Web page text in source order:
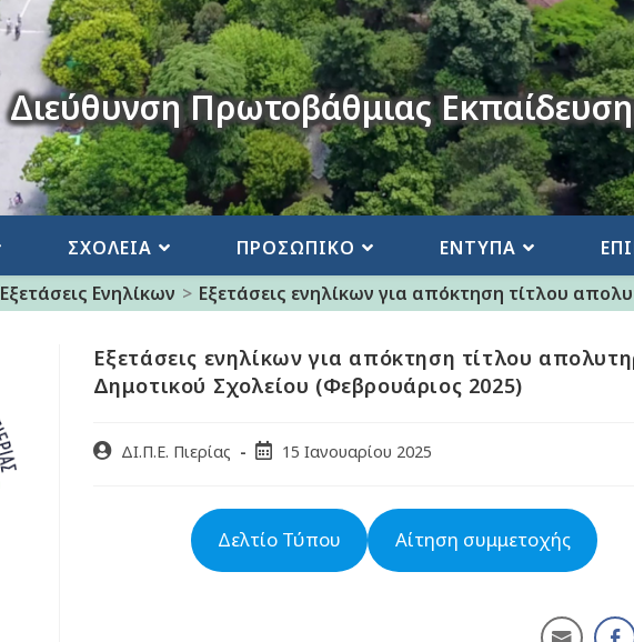
Διεύθυνση Πρωτοβάθμιας
ΣΧΟΛΕΙΑ ΠΡΟΣΩΠΙΚΟ ΕΝΤΥΠΑ
Εξετάσεις Ενηλίκων > Eξετάσεις ενηλίκων για απόκτηση τίτλου
Eξετάσεις ενηλίκων για απόκτηση τίτλου
Δημοτικού Σχολείου (Φεβρουάριος 2025)
ΔΙ.Π.Ε. Πιερίας 15 Ιανουαρίου 2025
Δελτίο Τύπου Αίτηση συμμετοχής